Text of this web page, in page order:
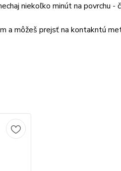
niekoľko minút na povrchu
a môžeš prejsť na kontakntú